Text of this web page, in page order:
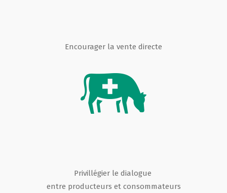
Encourager la vente directe
Privillégier le dialogue
entre producteurs et consommateurs